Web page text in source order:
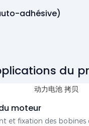
adhésive)
du
moteur
et fixation des bobines